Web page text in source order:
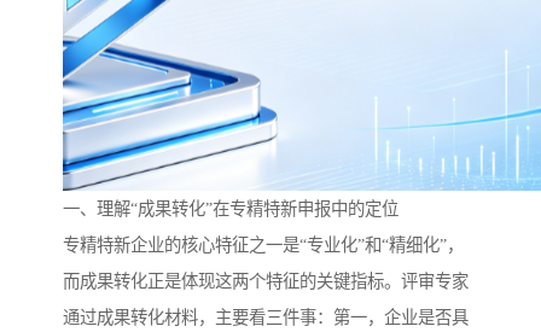
一、理解“成果转化”在专精特新申报中的定位
专精特新企业的核心特征之一是“专业化”和“精细化”，
而成果转化正是体现这两个特征的关键指标。评审专家
通过成果转化材料，主要看三件事：第一，企业是否具